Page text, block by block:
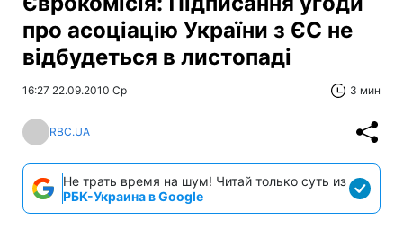
про асоціацію України з ЄС не
відбудеться в листопаді
16:27 22.09.2010 Ср 3 мин
RBC.UA
Не трать время на шум! Читай только суть из
РБК-Украина в Google